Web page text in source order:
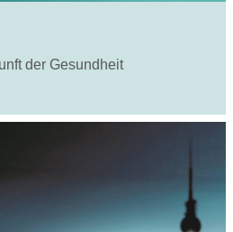
der Gesundheit